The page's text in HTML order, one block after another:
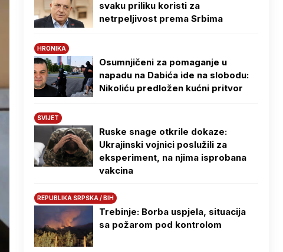
svaku priliku koristi za
netrpeljivost prema Srbima
HRONIKA
Osumnjičeni za pomaganje u
napadu na Dabića ide na slobodu:
Nikoliću predložen kućni pritvor
SVIJET
Ruske snage otkrile dokaze:
Ukrajinski vojnici poslužili za
eksperiment, na njima isprobana
vakcina
REPUBLIKA SRPSKA / BIH
Trebinje: Borba uspjela, situacija
sa požarom pod kontrolom